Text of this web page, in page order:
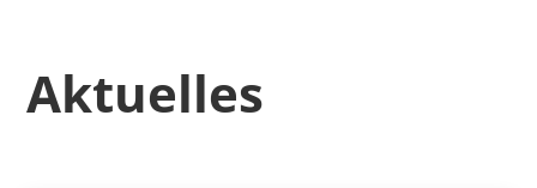
Aktuelles